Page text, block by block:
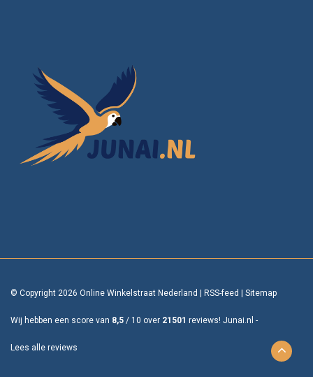
© Copyright 2026 Online Winkelstraat Nederland RSS-feed Sitemap
Wij hebben een score van 8,5 / 10 over 21501 reviews! Junai.nl -
Lees alle reviews